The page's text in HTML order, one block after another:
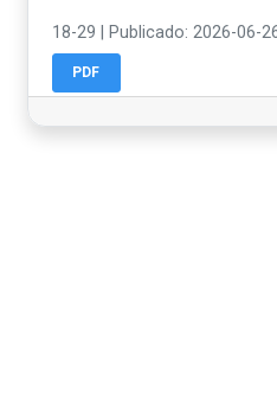
18-29 Publicado: 2026-06-
PDF